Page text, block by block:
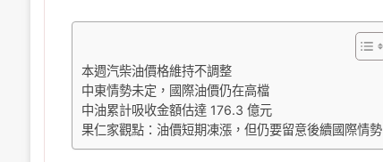
本週汽柴油價格維持不調整
中東情勢未定，國際油價仍在高檔
中油累計吸收金額估達 176.3 億元
果仁家觀點：油價短期凍漲，但仍要留意後續國際情勢